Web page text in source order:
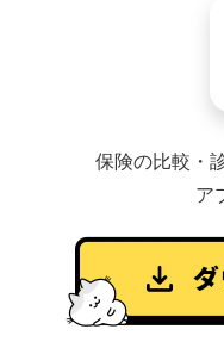
保険の比較・
ア